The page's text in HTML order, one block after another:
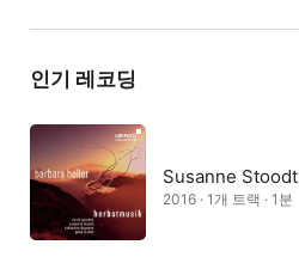
검색
인기 레코딩
Susanne Stoodt
2016 · 1개 트랙 · 1분